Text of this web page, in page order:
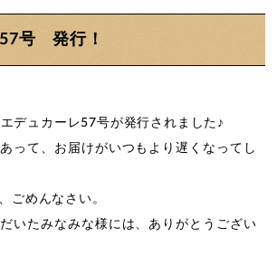
号 発行！
デュカーレ57号が発行されました♪
って、お届けがいつもより遅くなってし
ごめんなさい。
いたみなみな様には、ありがとうござい